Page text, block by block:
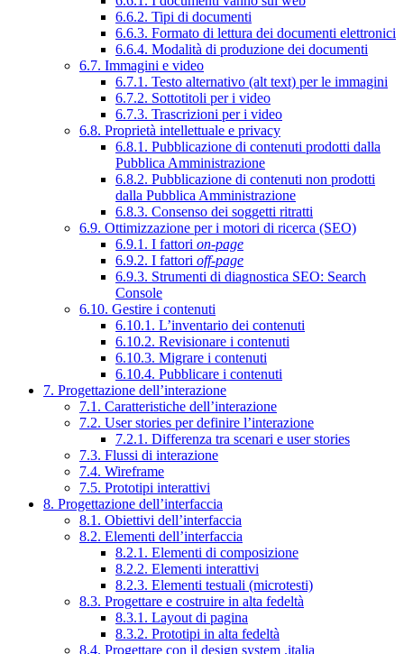
6.6.2. Tipi di documenti
6.6.3. Formato di lettura dei documenti elettronici
6.6.4. Modalità di produzione dei documenti
6.7. Immagini e video
6.7.1. Testo alternativo (alt text) per le immagini
6.7.2. Sottotitoli per i video
6.7.3. Trascrizioni per i video
6.8. Proprietà intellettuale e privacy
6.8.1. Pubblicazione di contenuti prodotti dalla
Pubblica Amministrazione
6.8.2. Pubblicazione di contenuti non prodotti
dalla Pubblica Amministrazione
6.8.3. Consenso dei soggetti ritratti
6.9. Ottimizzazione per i motori di ricerca (SEO)
6.9.1. I fattori on-page
6.9.2. I fattori off-page
6.9.3. Strumenti di diagnostica SEO: Search
Console
6.10. Gestire i contenuti
6.10.1. L’inventario dei contenuti
6.10.2. Revisionare i contenuti
6.10.3. Migrare i contenuti
6.10.4. Pubblicare i contenuti
7. Progettazione dell’interazione
7.1. Caratteristiche dell’interazione
7.2. User stories per definire l’interazione
7.2.1. Differenza tra scenari e user stories
7.3. Flussi di interazione
7.4. Wireframe
7.5. Prototipi interattivi
8. Progettazione dell’interfaccia
8.1. Obiettivi dell’interfaccia
8.2. Elementi dell’interfaccia
8.2.1. Elementi di composizione
8.2.2. Elementi interattivi
8.2.3. Elementi testuali (microtesti)
8.3. Progettare e costruire in alta fedeltà
8.3.1. Layout di pagina
8.3.2. Prototipi in alta fedeltà
8.4. Progettare con il design system .italia